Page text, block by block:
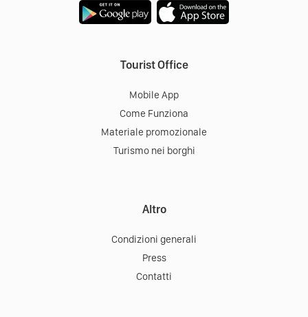
Tourist Office
Mobile App
Come Funziona
Materiale promozionale
Turismo nei borghi
Altro
Condizioni generali
Press
Contatti